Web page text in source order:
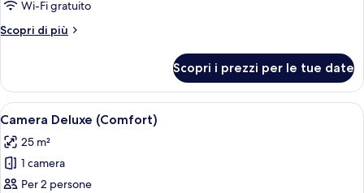
Bed
+
1
Child)
Wi-Fi gratuito
Scopri di più
Altri
familiare
(Extra
Bed
Adults
+
Child)
Scopri i prezzi per le tue date
Apri
tutte
le
foto
per
Una camera d'albergo con un letto
4
Camera Deluxe (Comfort)
25 m²
1 camera
Per 2 persone